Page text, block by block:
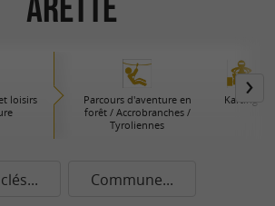
loisirs
Parcours d'aventure en
forêt / Accrobranches /
Tyroliennes
Karting
Commune...